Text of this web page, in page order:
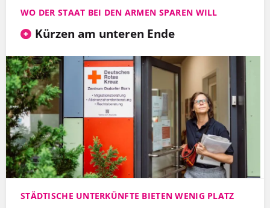
WO DER STAAT BEI DEN ARMEN SPAREN WILL
Kürzen am unteren Ende
STÄDTISCHE UNTERKÜNFTE BIETEN WENIG PLATZ